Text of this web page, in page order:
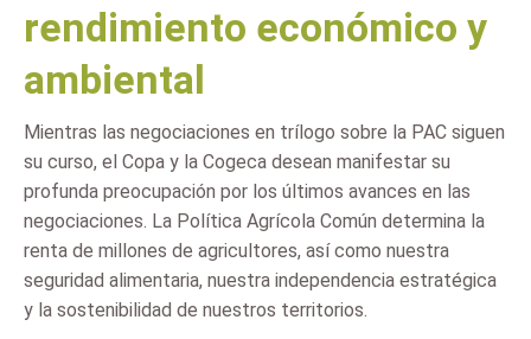
rendimiento económico y
ambiental
Mientras las negociaciones en trílogo sobre la PAC siguen
su curso, el Copa y la Cogeca desean manifestar su
profunda preocupación por los últimos avances en las
negociaciones. La Política Agrícola Común determina la
renta de millones de agricultores, así como nuestra
seguridad alimentaria, nuestra independencia estratégica
y la sostenibilidad de nuestros territorios.